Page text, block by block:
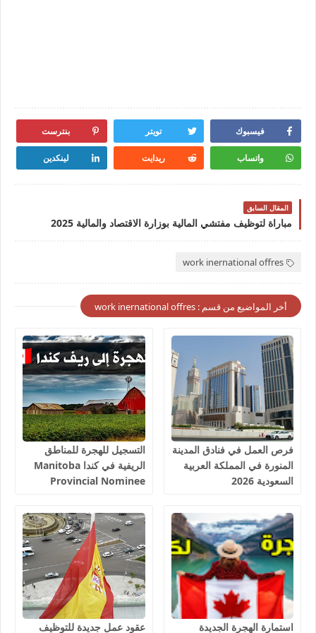
فيسبوك تويتر بنترست
واتساب ريدايت لينكدين
المقال السابق
مباراة لتوظيف مفتشي المالية بوزارة الاقتصاد والمالية 2025
work inernational offres
أخر المواضيع من قسم : work inernational offres
فرص العمل في فنادق المدينة
المنورة في المملكة العربية
السعودية 2026
التسجيل للهجرة للمناطق
الريفية في كندا Manitoba
Provincial Nominee
استمارة الهجرة الجديدة عقود عمل جديدة للتوظيف